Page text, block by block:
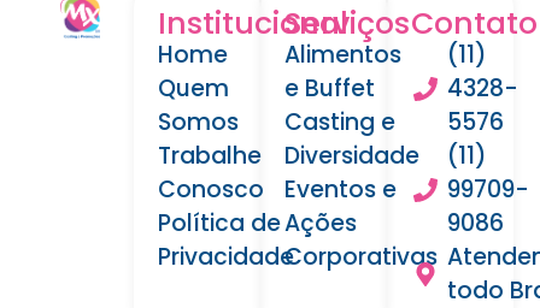
Institucional
Home
Quem
Somos
Trabalhe
Conosco
Política de
Privacidade
Serviços
Alimentos
e Buffet
Casting e
Diversidade
Eventos e
Ações
Corporativas
Contato
(11)
4328-
5576
(11)
99709-
9086
todo